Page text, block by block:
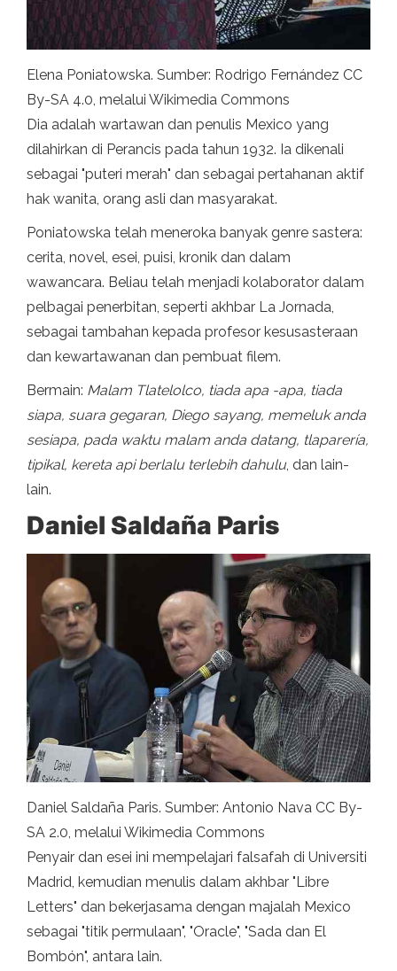
Elena Poniatowska. Sumber: Rodrigo Fernández CC
By-SA 4.0, melalui Wikimedia Commons
Dia adalah wartawan dan penulis Mexico yang
dilahirkan di Perancis pada tahun 1932. Ia dikenali
sebagai "puteri merah" dan sebagai pertahanan aktif
hak wanita, orang asli dan masyarakat.
Poniatowska telah meneroka banyak genre sastera:
cerita, novel, esei, puisi, kronik dan dalam
wawancara. Beliau telah menjadi kolaborator dalam
pelbagai penerbitan, seperti akhbar La Jornada,
sebagai tambahan kepada profesor kesusasteraan
dan kewartawanan dan pembuat filem.
Bermain: Malam Tlatelolco, tiada apa -apa, tiada
siapa, suara gegaran, Diego sayang, memeluk anda
sesiapa, pada waktu malam anda datang, tlaparería,
tipikal, kereta api berlalu terlebih dahulu, dan lain-
lain.
Daniel Saldaña Paris
Daniel Saldaña Paris. Sumber: Antonio Nava CC By-
SA 2.0, melalui Wikimedia Commons
Penyair dan esei ini mempelajari falsafah di Universiti
Madrid, kemudian menulis dalam akhbar "Libre
Letters" dan bekerjasama dengan majalah Mexico
sebagai "titik permulaan", "Oracle", "Sada dan El
Bombón", antara lain.